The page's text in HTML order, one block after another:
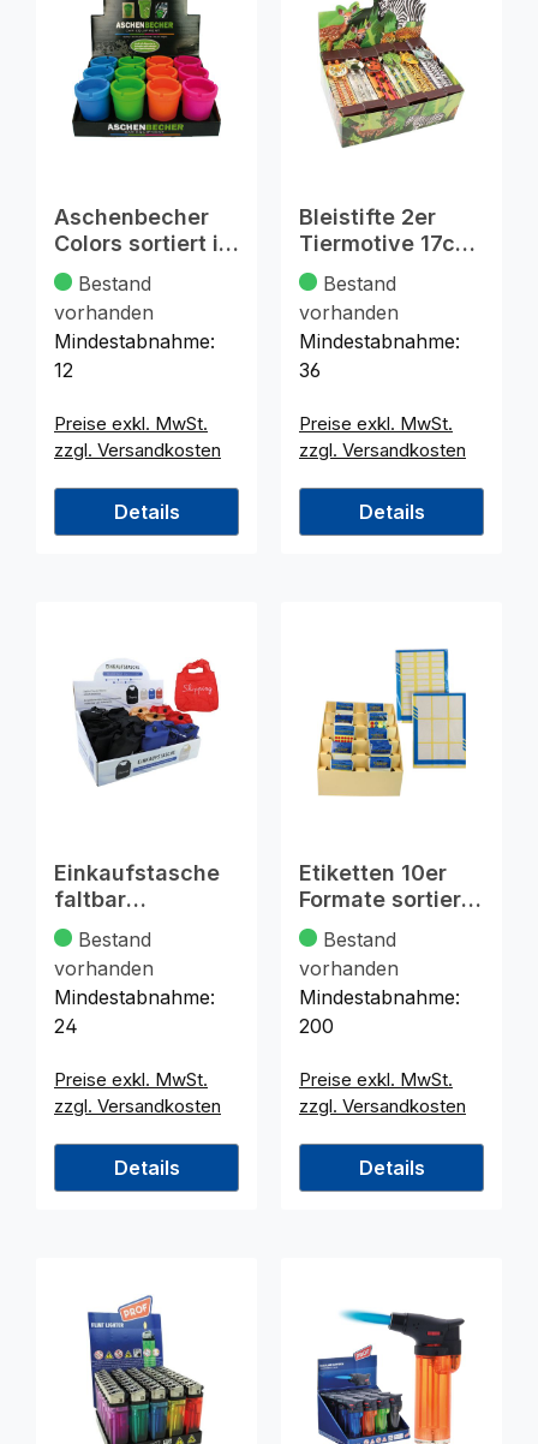
Aschenbecher
Colors sortiert im
Display 11x8cm
Bestand
vorhanden
Mindestabnahme:
12
Preise exkl. MwSt.
zzgl. Versandkosten
Details
Bleistifte 2er
Tiermotive 17cm
im Display sort.
Bestand
vorhanden
Mindestabnahme:
36
Preise exkl. MwSt.
zzgl. Versandkosten
Details
Einkaufstasche
faltbar
"Shopping"
33x34cm
Bestand
vorhanden
Mindestabnahme:
24
Preise exkl. MwSt.
zzgl. Versandkosten
Details
Etiketten 10er
Formate sortiert
im Display
Bestand
vorhanden
Mindestabnahme:
200
Preise exkl. MwSt.
zzgl. Versandkosten
Details